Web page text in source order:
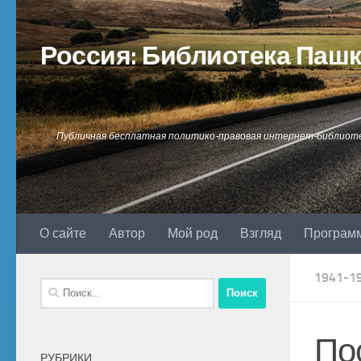
Перейти к содержимому
Россия: Библиотека
Публичная бесплатная политико-правовая интернет-
О сайте Автор Мой род Взгляд
1941-
Найти:
РУБРИКИ